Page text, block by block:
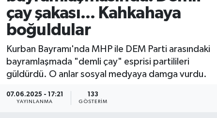
çay şakası... Kahkahaya
boğuldular
Kurban Bayramı'nda MHP ile DEM Parti arasındaki
bayramlaşmada "demli çay" esprisi partilileri
güldürdü. O anlar sosyal medyaya damga vurdu.
07.06.2025 - 17:21
YAYINLANMA
133
GÖSTERIM